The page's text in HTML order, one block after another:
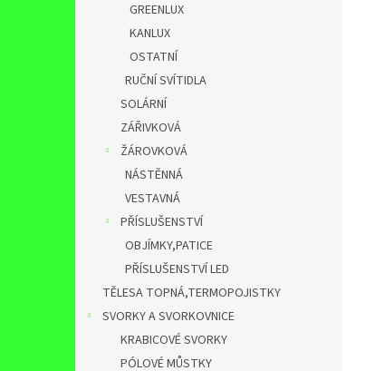
GREENLUX
KANLUX
OSTATNÍ
RUČNÍ SVÍTIDLA
SOLÁRNÍ
ZÁŘIVKOVÁ
ŽÁROVKOVÁ
NÁSTĚNNÁ
VESTAVNÁ
PŘÍSLUŠENSTVÍ
OBJÍMKY,PATICE
PŘÍSLUŠENSTVÍ LED
TĚLESA TOPNÁ,TERMOPOJISTKY
SVORKY A SVORKOVNICE
KRABICOVÉ SVORKY
PÓLOVÉ MŮSTKY